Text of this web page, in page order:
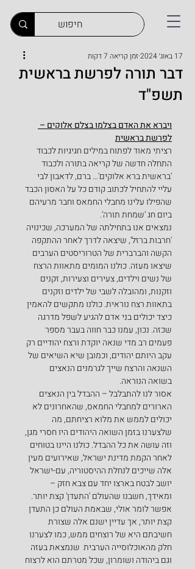
דבר תורה לפרשת בראשית
תשפ"ד
17 באוג׳ 2024 זמן קריאה 7 דקות
ויברא את האדם בצלמו בצלם אלוקים –
לפרשת בראשית
רציתי מאוד לפתוח במילים חגיגיות לכבוד
התחלה חדשה של קריאה בתורה ולכבוד
'בראשית ברא אלוקים'… ברם, לדאבון לבי
עליי להתחיל לכתוב קודם כל על האסון הכבד
שהפילו עלינו מחבלי החמאס וחבר מרעיהם
ביום חג 'שמחת תורה'.
נמצאים אנו בתחילתה של המערכה, שכינויה
'חרבות ברזל', שיצאה לדרך לאחר ההתקפה
הקשה והברברית של הטרוריסטים הערבים
שיצאו מעזה. כולנו המומים מתאוות הרצח
של נשים וילדים, צעירים וצעירות, זקנים
וזקנות, ומהובלה לשבי של ילדים וזקנים
בתאוות רצח נוראית. כולנו מתקשים להאמין
כיצד יכולים בני אדם להגיע לשפל מדרגה
שכזה. נכון, עמנו כבר חווה בעבר מספר
פעמים רב מדי שנאה יוקדת ורצח יהודיים רק
עקב היותם יהודים, וכמובן שיא השיאים של
השנאה והרצח שייך לגרמנים הנאצים
בשואה הנוראה.
אסור לנו להתבלבל – ההבדל בין הנאצים
הארורים למחבלי החמאס, שהאחרונים לא
יכולים לממש את מלוא רציחתם, מה
שלצערנו בזמן השואה היהודים היו חסרי מגן,
וזה עושה את כל ההבדל. כולנו היינו בטוחים
לאחר הקמת מדינת ישראל, שאירועים מעין
אלה שייכים לנחלת ההיסטוריה, עם-ישראל
יושב לבטח בארצו יחד עם צבא חזק –
ומאידך, חשבנו שהעולם 'התעדן' קצת יותר.
אפשר לומר אולי, שבאמת העולם כן התעדן
קצת יותר, אך עדיין ישנם אלה שצורת
חשיבתם היא של רוצחים ממש, כמו לצערנו
חלק מהאוכלוסייה הערבית  שנמצאת בעזה
וגם ביהודה ושומרון, שכל מטרתם הוא לרצוח